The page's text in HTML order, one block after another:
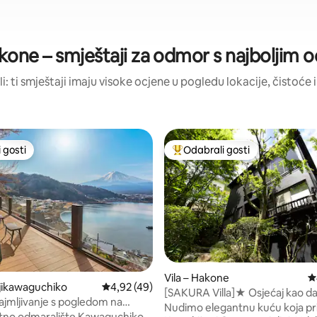
– smještaji za odmor s najboljim
ti smještaji imaju visoke ocjene u pogledu lokacije, čistoće
gosti
gosti
Prosječna ocjena: 4,92/5, recenzija: 49
4,92 (49)
s pogledom na
Među najviše rangiranima s
Odabrali gosti
Vila – Hakone
[SAKURA Villa]★ Osjećaj kao
prirodnom lječilištu [Hakone]
Nudimo elegantnu kuću koja